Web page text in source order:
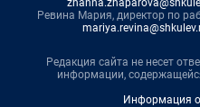
Ревина Мария, директор по
Редакция сайта не несет
информации,
Информация